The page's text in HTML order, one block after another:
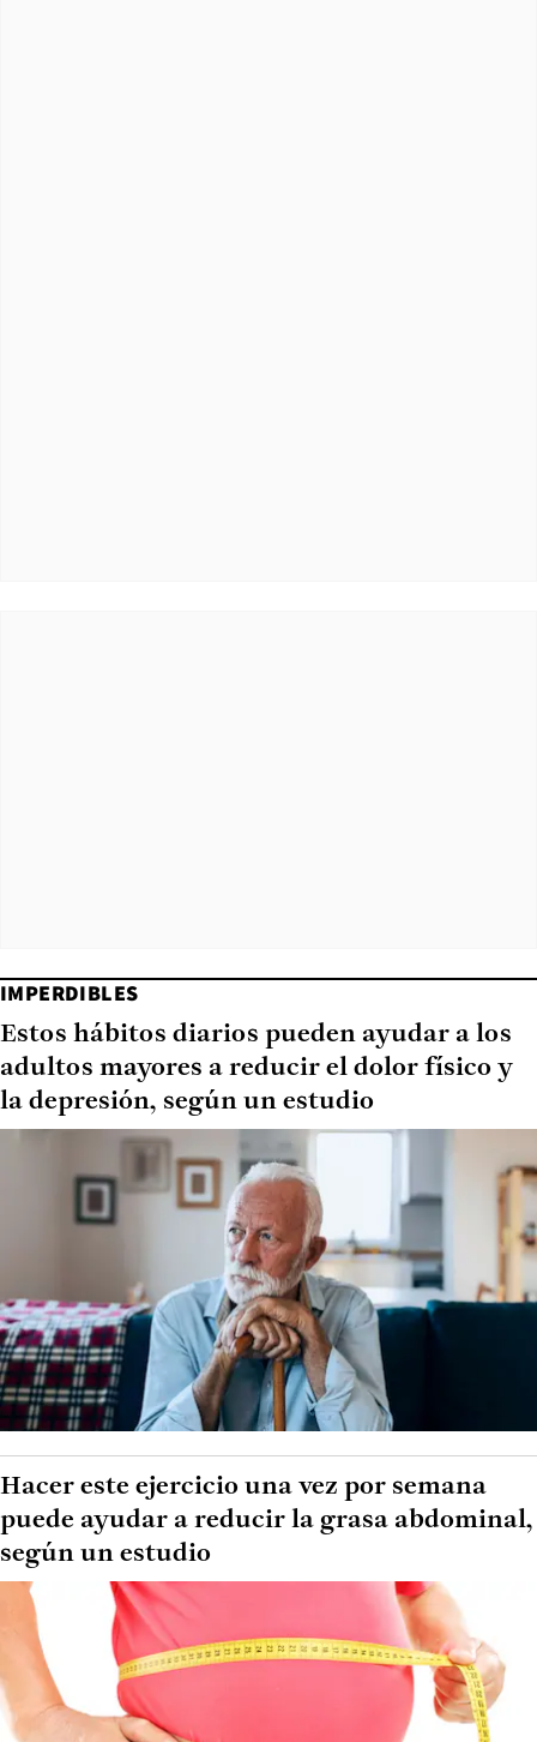
IMPERDIBLES
Estos hábitos diarios pueden ayudar a los
adultos mayores a reducir el dolor físico y
la depresión, según un estudio
Hacer este ejercicio una vez por semana
puede ayudar a reducir la grasa abdominal,
según un estudio